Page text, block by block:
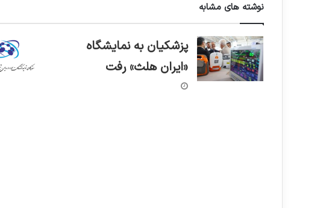
نوشته های مشابه
پزشکیان به نمایشگاه
«ایران هلث» رفت